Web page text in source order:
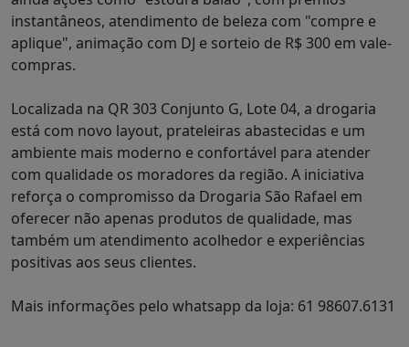
instantâneos, atendimento de beleza com "compre e
aplique", animação com DJ e sorteio de R$ 300 em vale-
compras.
Localizada na QR 303 Conjunto G, Lote 04, a drogaria
está com novo layout, prateleiras abastecidas e um
ambiente mais moderno e confortável para atender
com qualidade os moradores da região. A iniciativa
reforça o compromisso da Drogaria São Rafael em
oferecer não apenas produtos de qualidade, mas
também um atendimento acolhedor e experiências
positivas aos seus clientes.
Mais informações pelo whatsapp da loja: 61 98607.6131